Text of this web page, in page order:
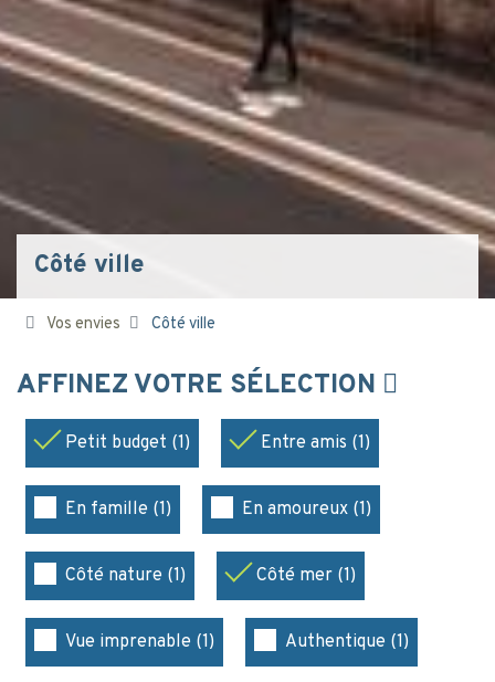
Côté ville
Vos envies Côté ville
AFFINEZ VOTRE SÉLECTION
Petit budget (1) Entre amis (1)
En famille (1) En amoureux (1)
Côté nature (1) Côté mer (1)
Vue imprenable (1) Authentique (1)